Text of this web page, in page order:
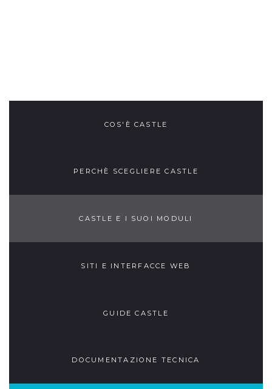
COS'È CASTLE
PERCHÈ SCEGLIERE CASTLE
CASTLE E I SUOI MODULI
SITI E INTERFACCE WEB
GUIDE CASTLE
DOCUMENTAZIONE TECNICA